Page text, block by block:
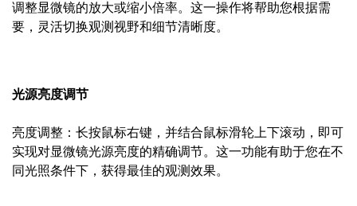
调整显微镜的放大或缩小倍率。这一操作将帮助您根据需
要，灵活切换观测视野和细节清晰度。
光源亮度调节
亮度调整：长按鼠标右键，并结合鼠标滑轮上下滚动，即可
实现对显微镜光源亮度的精确调节。这一功能有助于您在不
同光照条件下，获得最佳的观测效果。